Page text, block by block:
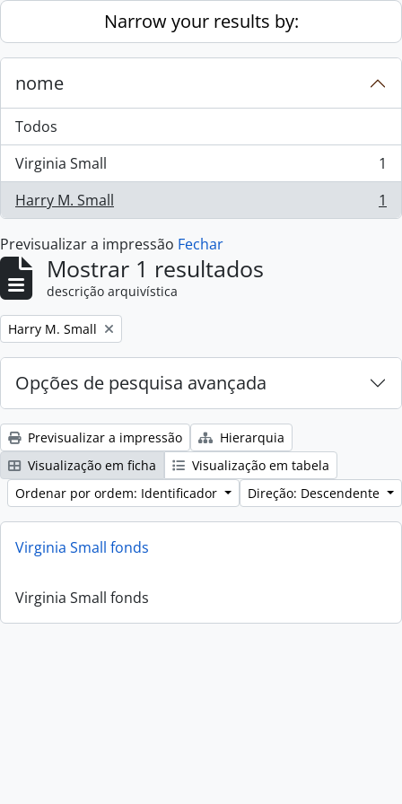
Skip to main contentNarrow your results by:
nome
Todos
Virginia Small
, 1 resultados
1
Harry M. Small
, 1 resultados 1
Previsualizar a impressão Fechar
Mostrar 1 resultados
descrição arquivística
Remove filter:
Harry M. Small
Opções de pesquisa avançada
Previsualizar a impressão
Hierarquia
Visualização em ficha
Visualização em tabela
Ordenar por ordem: Identificador
Direção: Descendente
Virginia Small fonds
Virginia Small fonds